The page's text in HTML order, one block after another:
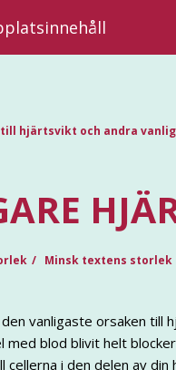
hjärtsvikt och andra
Minsk textens storlek
vanligaste orsaken till
med blod blivit helt
cellerna i den delen av